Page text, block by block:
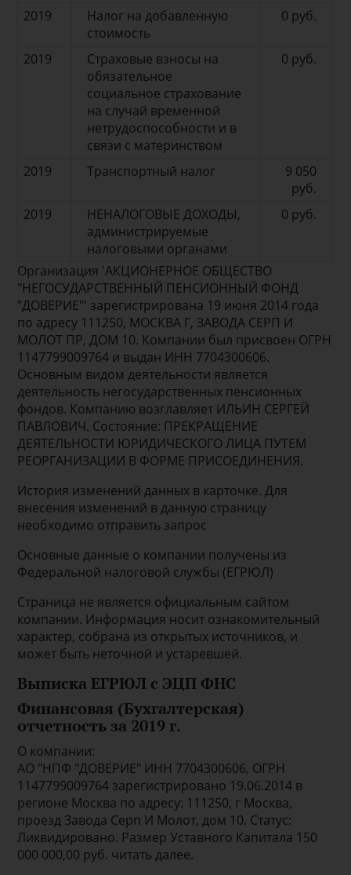
2019
Налог на добавленную
стоимость
0 руб.
2019
Страховые взносы на
обязательное
социальное страхование
на случай временной
нетрудоспособности и в
связи с материнством
0 руб.
2019 Транспортный налог
9 050
руб.
2019
НЕНАЛОГОВЫЕ ДОХОДЫ,
администрируемые
налоговыми органами
0 руб.
Организация 'АКЦИОНЕРНОЕ ОБЩЕСТВО
"НЕГОСУДАРСТВЕННЫЙ ПЕНСИОННЫЙ ФОНД
"ДОВЕРИЕ"' зарегистрирована 19 июня 2014 года
по адресу 111250, МОСКВА Г, ЗАВОДА СЕРП И
МОЛОТ ПР, ДОМ 10. Компании был присвоен ОГРН
1147799009764 и выдан ИНН 7704300606.
Основным видом деятельности является
деятельность негосударственных пенсионных
фондов. Компанию возглавляет ИЛЬИН СЕРГЕЙ
ПАВЛОВИЧ. Состояние: ПРЕКРАЩЕНИЕ
ДЕЯТЕЛЬНОСТИ ЮРИДИЧЕСКОГО ЛИЦА ПУТЕМ
РЕОРГАНИЗАЦИИ В ФОРМЕ ПРИСОЕДИНЕНИЯ.
История изменений данных в карточке. Для
внесения изменений в данную страницу
необходимо отправить запрос
Основные данные о компании получены из
Федеральной налоговой службы (ЕГРЮЛ)
Страница не является официальным сайтом
компании. Информация носит ознакомительный
характер, собрана из открытых источников, и
может быть неточной и устаревшей.
Выписка ЕГРЮЛ с ЭЦП ФНС
Финансовая (Бухгалтерская)
отчетность за 2019 г.
О компании:
АО "НПФ "ДОВЕРИЕ" ИНН 7704300606, ОГРН
1147799009764 зарегистрировано 19.06.2014 в
регионе Москва по адресу: 111250, г Москва,
проезд Завода Серп И Молот, дом 10. Статус:
Ликвидировано. Размер Уставного Капитала 150
000 000,00 руб. читать далее.